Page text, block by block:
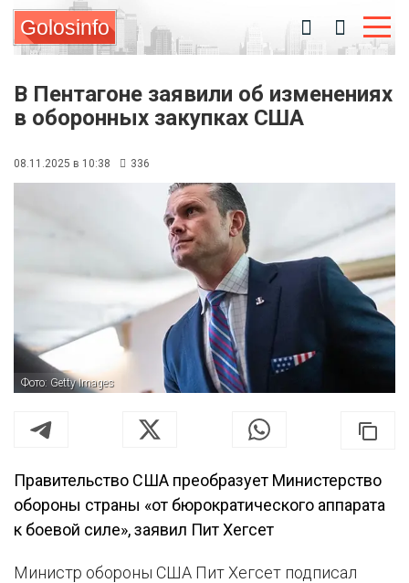
Golosinfo
В Пентагоне заявили об изменениях
в оборонных закупках США
08.11.2025 в 10:38 336
Фото: Getty Images
Правительство США преобразует Министерство
обороны страны «от бюрократического аппарата
к боевой силе», заявил Пит Хегсет
Министр обороны США Пит Хегсет подписал